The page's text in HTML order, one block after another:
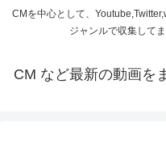
CMを中心として、
ジャンルで収集して
CM など最新の動画を